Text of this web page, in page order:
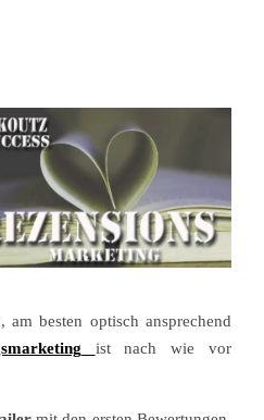
am besten optisch ansprechend
ist nach wie vor